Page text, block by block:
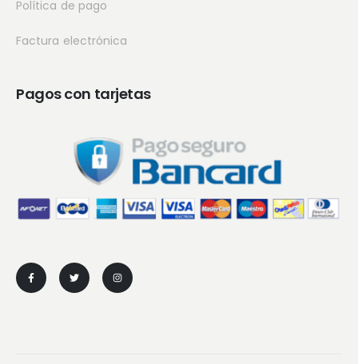
Política de pago
Factura electrónica
Pagos con tarjetas